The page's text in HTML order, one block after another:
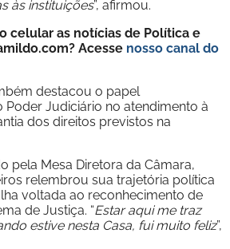
às instituições”, afirmou.
celular as notícias de Política e
Acesse nosso canal do
destacou o papel
Judiciário no atendimento à
dos direitos previstos na
pela Mesa Diretora da Câmara,
relembrou sua trajetória política
voltada ao reconhecimento de
de Justiça. “Estar aqui me traz
estive nesta Casa, fui muito feliz”,